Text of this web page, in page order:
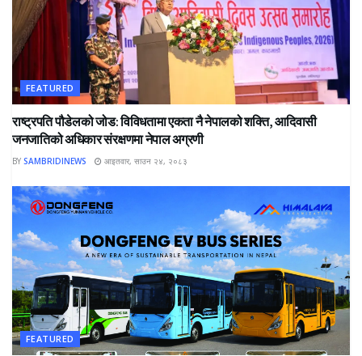
FEATURED
राष्ट्रपति पौडेलको जोड: विविधतामा एकता नै नेपालको शक्ति, आदिवासी
जनजातिको अधिकार संरक्षणमा नेपाल अग्रणी
BY SAMBRIDINEWS आइतवार, साउन २४, २०८३
FEATURED